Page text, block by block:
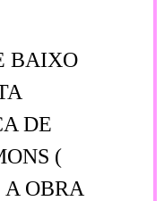
BAIXO
DE
(
A OBRA